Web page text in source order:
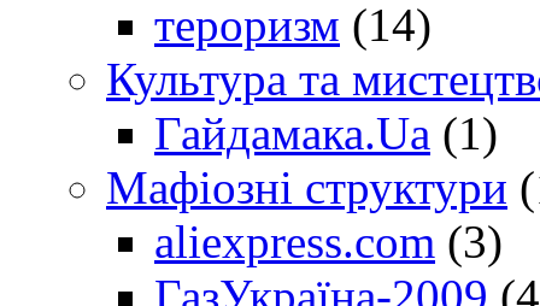
тероризм (14)
Культура та
Гайдамака.Ua (1)
Мафіозні структури
aliexpress.com (3)
ГазУкраїна-2009